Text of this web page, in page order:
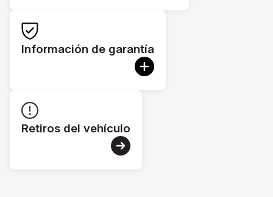
Información de garantía
Retiros del vehículo